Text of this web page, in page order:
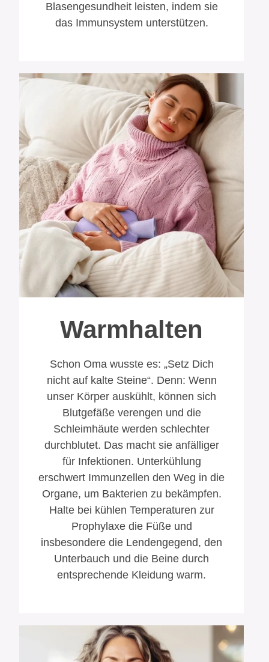
Blasengesundheit leisten, indem sie
das Immunsystem unterstützen.
Warmhalten
Schon Oma wusste es: „Setz Dich
nicht auf kalte Steine“. Denn: Wenn
unser Körper auskühlt, können sich
Blutgefäße verengen und die
Schleimhäute werden schlechter
durchblutet. Das macht sie anfälliger
für Infektionen. Unterkühlung
erschwert Immunzellen den Weg in die
Organe, um Bakterien zu bekämpfen.
Halte bei kühlen Temperaturen zur
Prophylaxe die Füße und
insbesondere die Lendengegend, den
Unterbauch und die Beine durch
entsprechende Kleidung warm.